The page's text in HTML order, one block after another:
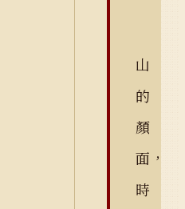
山
的
顏
面，
時